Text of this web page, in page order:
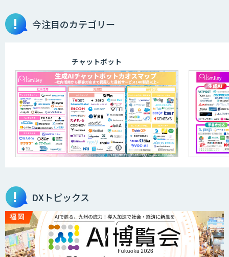
物品輸出から留学生・研究者のバックチ
ェックまで自動化。輸出管理
JOINT AI Flow byGMO
AIR-NEXUS
secondz Agentsense
今注目のカテゴリー
チャットボット
DXトピックス